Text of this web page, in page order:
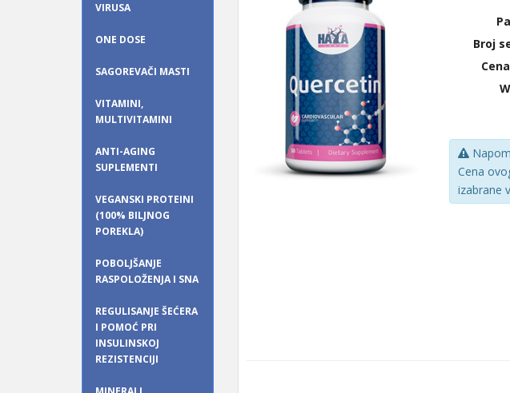
VIRUSA
ONE DOSE
SAGOREVAČI MASTI
VITAMINI,
MULTIVITAMINI
ANTI-AGING
SUPLEMENTI
VEGANSKI PROTEINI
(100% BILJNOG
POREKLA)
POBOLJŠANJE
RASPOLOŽENJA I SNA
REGULISANJE ŠEĆERA
I POMOĆ PRI
INSULINSKOJ
REZISTENCIJI
Broj
Cena
izabrane